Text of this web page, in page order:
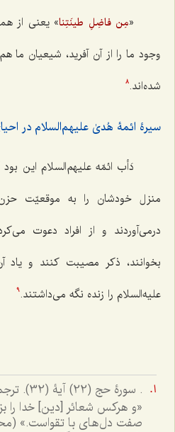
«مِن فاضِلِ طینَتِنا» يعنى از
وجود ما را از آن‌ آفريد، شيعيان ما
شده‌اند.8
سیرۀ ائمۀ هُدیٰ علیهم‌السلام در
دَأب ائمّه علیهم‌السلام اين
منزل خودشان را به موقعيّت
درمى‌آوردند و از افراد دعوت
بخوانند، ذكر مصيبت كنند و ياد
عليه‌السلام را زنده نگه‌ مى‌‌داشتند.9
. سورۀ حج (22) آیۀ (32). ترجمه:
«و هرکس شعائر [دین] خدا را
صفت دل‌های با تقواست.»